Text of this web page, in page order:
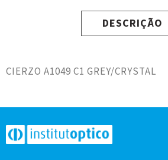
DESCRIÇÃO
CIERZO A1049 C1 GREY/CRYSTAL